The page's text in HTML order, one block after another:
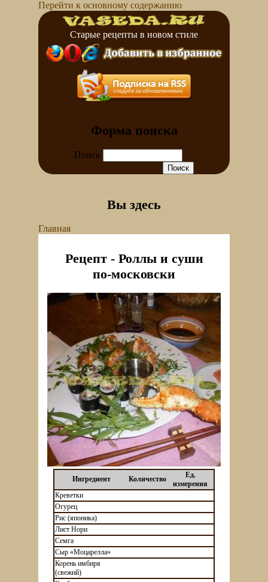
Перейти к основному содержанию
Старые рецепты в новом стиле
Форма поиска
Поиск
Вы здесь
Главная
Рецепт - Роллы и суши
по-московски
Ингредиент Количество
Ед.
измерения
Креветки
Огурец
Рис (японика)
Лист Нори
Семга
Сыр «Моцарелла»
Корень имбиря
(свежий)